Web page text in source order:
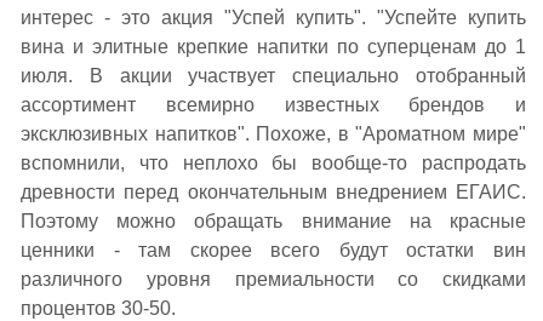
интерес - это акция "Успей купить". "Успейте купить
вина и элитные крепкие напитки по суперценам до 1
июля. В акции участвует специально отобранный
ассортимент всемирно известных брендов и
эксклюзивных напитков". Похоже, в "Ароматном мире"
вспомнили, что неплохо бы вообще-то распродать
древности перед окончательным внедрением ЕГАИС.
Поэтому можно обращать внимание на красные
ценники - там скорее всего будут остатки вин
различного уровня премиальности со скидками
процентов 30-50.